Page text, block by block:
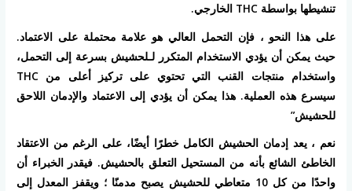
تنشيطها بواسطة THC الخارجي.
على هذا النحو ، فإن التحمل العالي هو علامة محتملة على الاعتماد.
حيث يمكن أن يؤدي الاستخدام المتكرر لـلحشيش بسرعة إلى التحمل،
واستخدام منتجات القنب التي تحتوي على تركيز أعلى من THC
سيسرع هذه العملية. هذا يمكن أن يؤدي إلى الاعتماد والإدمان اللاحق
للحشيش”
نعم ، يعد إدمان الحشيش الكامل خطرًا أيضًا، على الرغم من الاعتقاد
الخاطئ الشائع بأنه من المستحيل التعلق بالحشيش. فيقدر الخبراء أن
واحدًا من كل 10 متعاطي للحشيش يصبح مدمنًا ؛ ويقفز المعدل إلى